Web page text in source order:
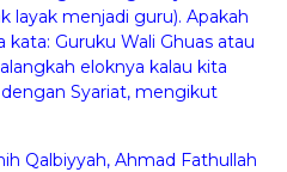
layak menjadi guru). Apakah
Guruku Wali Ghuas atau
eloknya kalau kita
Syariat, mengikut
Qalbiyyah, Ahmad Fathullah